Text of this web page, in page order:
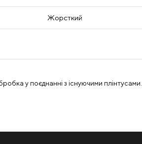
Жорсткий
у поєднанні з існуючими плінтусами.